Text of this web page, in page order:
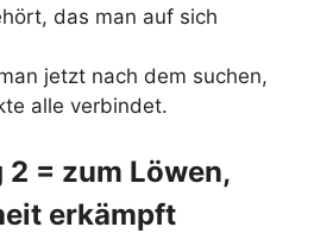
das man auf sich
jetzt nach dem suchen,
alle verbindet.
= zum Löwen,
erkämpft